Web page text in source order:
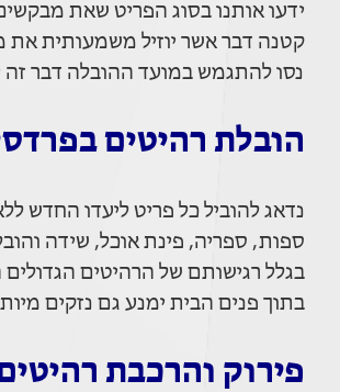
ידעו אותנו בסוג הפריט שאת
קטנה דבר אשר יוזיל משמעותית את
נסו להתגמש במועד ההובלה דבר זה
הובלת רהיטים
נדאג להוביל כל פריט ליעדו החדש
ספות, ספריה, פינת אוכל, שידה
בגלל רגישותם של הרהיטים
בתוך פנים הבית ימנע גם נזקים
פירוק והרכבת